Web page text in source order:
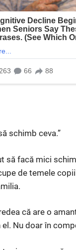
schimb ceva.”
să facă mici
de temele
că are o
Nu doar în